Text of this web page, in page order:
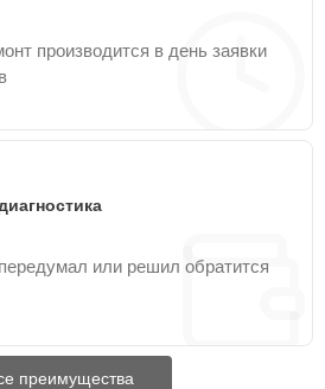
производится в день заявки
или решил обратится
преимущества